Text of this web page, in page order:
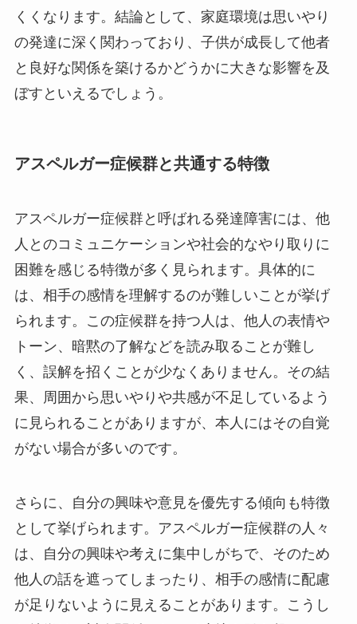
くくなります。結論として、家庭環境は思いやり
の発達に深く関わっており、子供が成長して他者
と良好な関係を築けるかどうかに大きな影響を及
ぼすといえるでしょう。
アスペルガー症候群と共通する特徴
アスペルガー症候群と呼ばれる発達障害には、他
人とのコミュニケーションや社会的なやり取りに
困難を感じる特徴が多く見られます。具体的に
は、相手の感情を理解するのが難しいことが挙げ
られます。この症候群を持つ人は、他人の表情や
トーン、暗黙の了解などを読み取ることが難し
く、誤解を招くことが少なくありません。その結
果、周囲から思いやりや共感が不足しているよう
に見られることがありますが、本人にはその自覚
がない場合が多いのです。
さらに、自分の興味や意見を優先する傾向も特徴
として挙げられます。アスペルガー症候群の人々
は、自分の興味や考えに集中しがちで、そのため
他人の話を遮ってしまったり、相手の感情に配慮
が足りないように見えることがあります。こうし